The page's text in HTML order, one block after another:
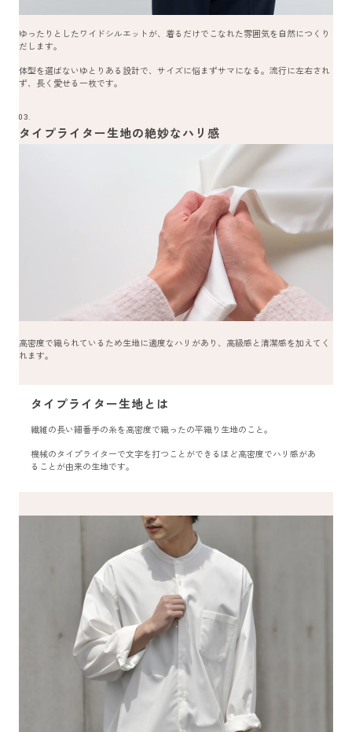
ゆったりとしたワイドシルエットが、着るだけでこなれた雰囲気を自然につくり
だします。
体型を選ばないゆとりある設計で、サイズに悩まずサマになる。流行に左右され
ず、長く愛せる一枚です。
03.
タイプライター生地の絶妙なハリ感
高密度で織られているため生地に適度なハリがあり、高級感と清潔感を加えてく
れます。
タイプライター生地とは
繊維の長い細番手の糸を高密度で織ったの平織り生地のこと。
機械のタイプライターで文字を打つことができるほど高密度でハリ感があ
ることが由来の生地です。